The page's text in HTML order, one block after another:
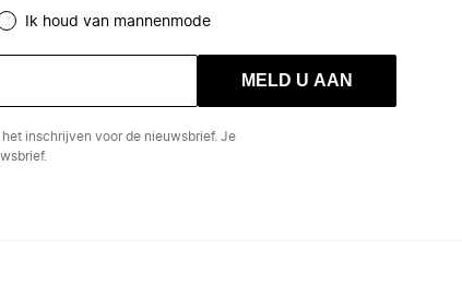
Ik houd van mannenmode
MELD U AAN
het inschrijven voor de nieuwsbrief. Je